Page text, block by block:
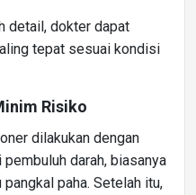
detail, dokter dapat
tepat sesuai kondisi
Risiko
dilakukan dengan
darah, biasanya
paha. Setelah itu,